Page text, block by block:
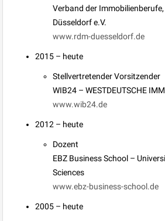
Verband der
Düsseldorf e.V.
www.rdm-duesseldorf.de
2015 – heute
Stellvertretender Vorsitzender
WIB24 – WESTDEUTSCHE
www.wib24.de
2012 – heute
Dozent
EBZ Business School –
Sciences
www.ebz-business-school.de
2005 – heute